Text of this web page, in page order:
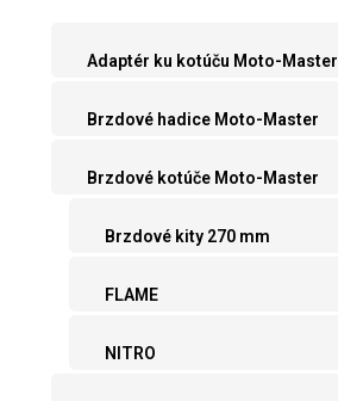
Adaptér ku kotúču Moto-Master
Brzdové hadice Moto-Master
Brzdové kotúče Moto-Master
Brzdové kity 270 mm
FLAME
NITRO